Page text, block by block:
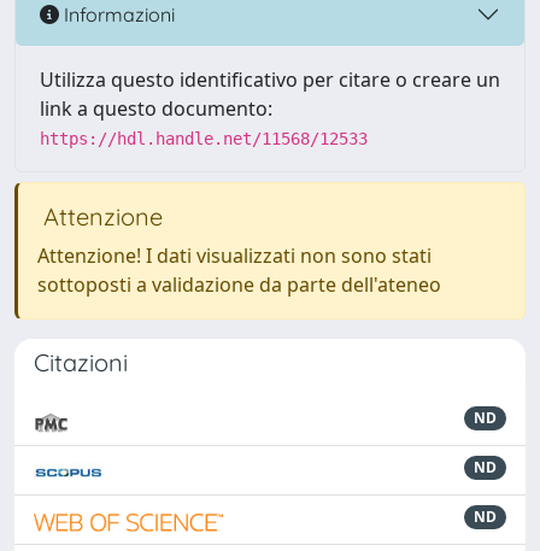
Informazioni
Utilizza questo identificativo per citare o creare un
link a questo documento:
https://hdl.handle.net/11568/12533
Attenzione
Attenzione! I dati visualizzati non sono stati
sottoposti a validazione da parte dell'ateneo
Citazioni
ND
ND
ND